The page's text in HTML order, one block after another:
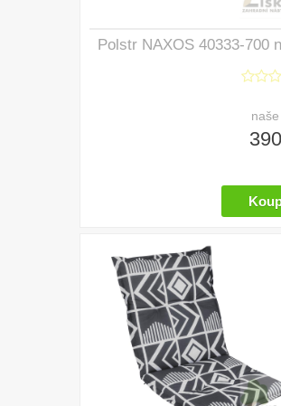
Polstr NAXOS 40333-700